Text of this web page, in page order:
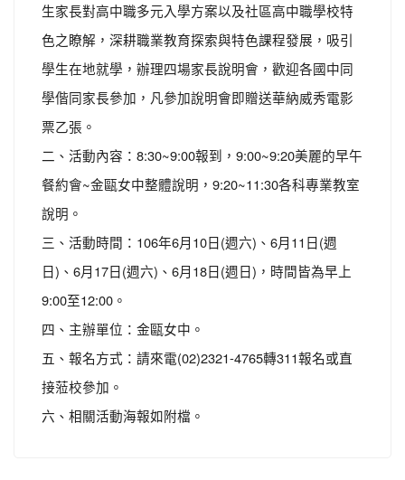
生家長對高中職多元入學方案以及社區高中職學校特
色之瞭解，深耕職業教育探索與特色課程發展，吸引
學生在地就學，辦理四場家長說明會，歡迎各國中同
學偕同家長參加，凡參加說明會即贈送華納威秀電影
票乙張。
二、活動內容：8:30~9:00報到，9:00~9:20美麗的早午
餐約會~金甌女中整體說明，9:20~11:30各科專業教室
說明。
三、活動時間：106年6月10日(週六)、6月11日(週
日)、6月17日(週六)、6月18日(週日)，時間皆為早上
9:00至12:00。
四、主辦單位：金甌女中。
五、報名方式：請來電(02)2321-4765轉311報名或直
接蒞校參加。
六、相關活動海報如附檔。